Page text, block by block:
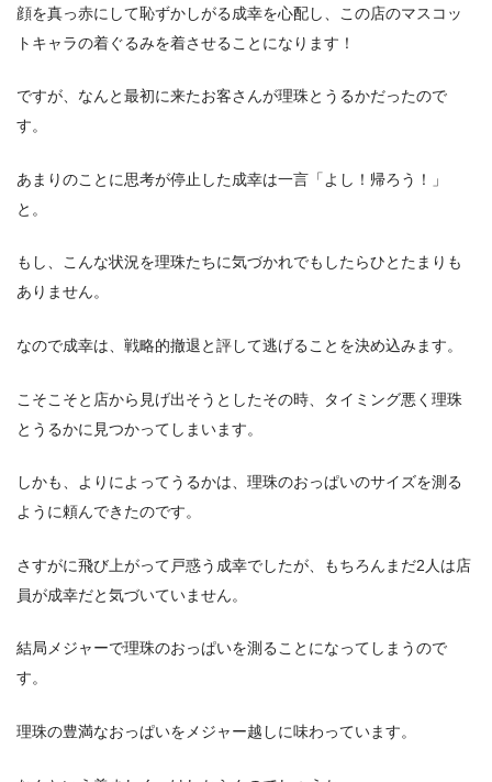
顔を真っ赤にして恥ずかしがる成幸を心配し、この店のマスコッ
トキャラの着ぐるみを着させることになります！
ですが、なんと最初に来たお客さんが理珠とうるかだったので
す。
あまりのことに思考が停止した成幸は一言「よし！帰ろう！」
と。
もし、こんな状況を理珠たちに気づかれでもしたらひとたまりも
ありません。
なので成幸は、戦略的撤退と評して逃げることを決め込みます。
こそこそと店から見げ出そうとしたその時、タイミング悪く理珠
とうるかに見つかってしまいます。
しかも、よりによってうるかは、理珠のおっぱいのサイズを測る
ように頼んできたのです。
さすがに飛び上がって戸惑う成幸でしたが、もちろんまだ2人は店
員が成幸だと気づいていません。
結局メジャーで理珠のおっぱいを測ることになってしまうので
す。
理珠の豊満なおっぱいをメジャー越しに味わっています。